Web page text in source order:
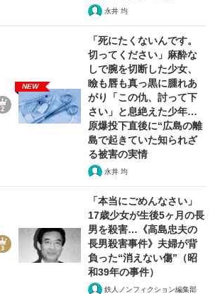
永井 均
NEW
「死にたくないんです。
切ってください」麻酔な
しで腕を切断した少女、
瞼も唇も真っ黒に腫れあ
がり「この仇、討って下
さい」と息絶えた少年…
原爆投下直後に“広島の離
島で起きていた知られざ
る被害の実情
永井 均
「本当にごめんなさい」
17歳少女が生後5ヶ月の長
男を殺害…《高島忠夫の
長男殺害事件》夫婦が背
負った“消えない傷”（昭
和39年の事件）
鉄人ノンフィクション編集部